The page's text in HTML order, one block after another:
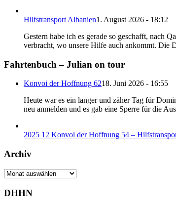
Hilfstransport Albanien1. August 2026 - 18:12
Gestern habe ich es gerade so geschafft, nach
verbracht, wo unsere Hilfe auch ankommt.
Fahrtenbuch – Julian on tour
Konvoi der Hoffnung 6218. Juni 2026 - 16:55
Heute war es ein langer und zäher Tag für
neu anmelden und es gab eine Sperre für die
2025 12 Konvoi der Hoffnung 54 –
Archiv
Archiv
DHHN